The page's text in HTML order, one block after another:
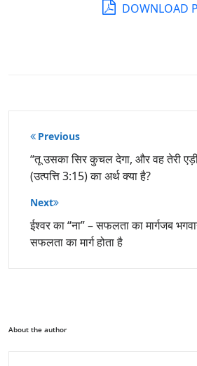
DOWNLOAD
पोस्ट
नेविगेशन
Previous
“तू उसका सिर कुचल देगा, और वह तेरी एड़ी
(उत्पत्ति 3:15) का अर्थ क्या है?
Next
ईश्वर का “ना” – सफलता का मार्गजब
सफलता का मार्ग होता है
About the author